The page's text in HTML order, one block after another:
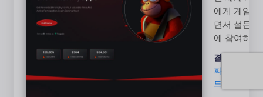
에게 게임을
면서 설문
에 참여하여
을 벌 수 있
기회를 제공
는 GPT 플
으로, 1,000
결제 방법:
화폐, 기프트
드